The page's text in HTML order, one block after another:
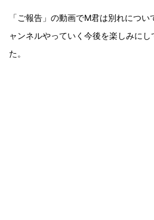
「ご報告」の動画でM君は別れにつ
ャンネルやっていく今後を楽しみに
た。